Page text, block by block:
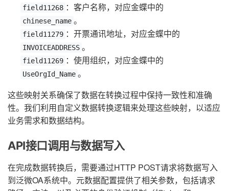
field11268 ：客户名称，对应金蝶中的
chinese_name 。
field11279 ：开票通讯地址，对应金蝶中的
INVOICEADDRESS 。
field11269 ：使用组织，对应金蝶中的
UseOrgId_Name 。
这些映射关系确保了数据在转换过程中保持一致性和准确
性。我们利用自定义数据转换逻辑来处理这些映射，以适应
业务需求和数据结构。
API接口调用与数据写入
在完成数据转换后，需要通过HTTP POST请求将数据写入
到泛微OA系统中。元数据配置提供了相关参数，包括请求